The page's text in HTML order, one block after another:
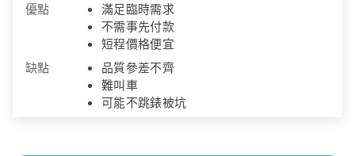
優點
滿足臨時需求
不需事先付款
短程價格便宜
缺點
品質參差不齊
難叫車
可能不跳錶被坑